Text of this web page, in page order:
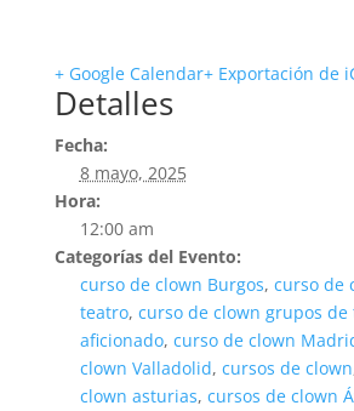
+ Google Calendar+ Exportación de
Detalles
Fecha:
8 mayo, 2025
Hora:
12:00 am
Categorías del Evento:
curso de clown Burgos, curso de
teatro, curso de clown grupos de
aficionado, curso de clown
clown Valladolid, cursos de clown
clown asturias, cursos de clown